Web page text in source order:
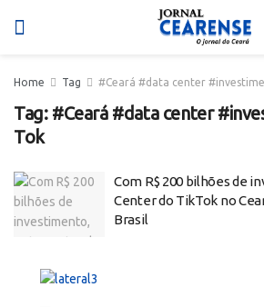
Home Tag #Ceará #data center
Tag: #Ceará #data center
Tok
Com R$ 200 bilhões de
Center do TikTok no
Brasil